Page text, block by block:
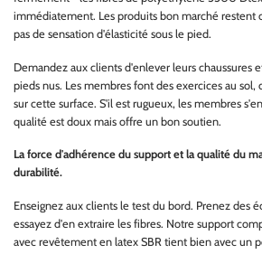
immédiatement. Les produits bon marché restent
pas de sensation d'élasticité sous le pied.
Demandez aux clients d'enlever leurs chaussures
pieds nus. Les membres font des exercices au sol,
sur cette surface. S'il est rugueux, les membres
qualité est doux mais offre un bon soutien.
La force d'adhérence du support et la qualité du
durabilité.
Enseignez aux clients le test du bord. Prenez des
essayez d'en extraire les fibres. Notre support
avec revêtement en latex SBR tient bien avec un